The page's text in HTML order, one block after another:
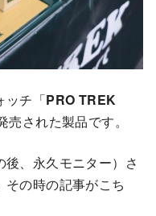
ッチ「PRO TREK
売された製品です。
、永久モニター）さ
の時の記事がこち